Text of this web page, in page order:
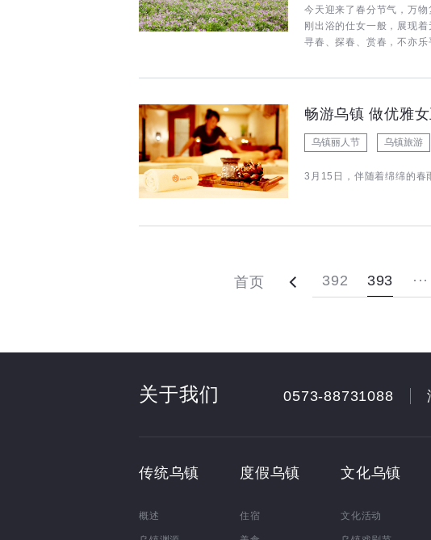
今天迎来了春分节气，万
刚出浴的仕女一般，展现
寻春、探春、赏春，不亦乐
畅游乌镇 做优雅
乌镇丽人节 乌镇旅游
3月15日，伴随着绵绵的春
首页 392 393 ···
关于我们 0573-88731088
传统乌镇
概述
度假乌镇
住宿
文化乌镇
文化活动